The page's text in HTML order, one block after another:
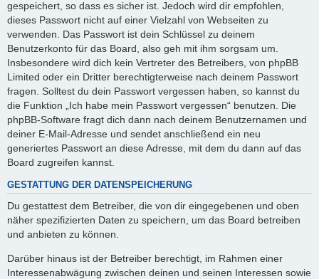
gespeichert, so dass es sicher ist. Jedoch wird dir empfohlen,
dieses Passwort nicht auf einer Vielzahl von Webseiten zu
verwenden. Das Passwort ist dein Schlüssel zu deinem
Benutzerkonto für das Board, also geh mit ihm sorgsam um.
Insbesondere wird dich kein Vertreter des Betreibers, von phpBB
Limited oder ein Dritter berechtigterweise nach deinem Passwort
fragen. Solltest du dein Passwort vergessen haben, so kannst du
die Funktion „Ich habe mein Passwort vergessen“ benutzen. Die
phpBB-Software fragt dich dann nach deinem Benutzernamen und
deiner E-Mail-Adresse und sendet anschließend ein neu
generiertes Passwort an diese Adresse, mit dem du dann auf das
Board zugreifen kannst.
GESTATTUNG DER DATENSPEICHERUNG
Du gestattest dem Betreiber, die von dir eingegebenen und oben
näher spezifizierten Daten zu speichern, um das Board betreiben
und anbieten zu können.
Darüber hinaus ist der Betreiber berechtigt, im Rahmen einer
Interessenabwägung zwischen deinen und seinen Interessen sowie